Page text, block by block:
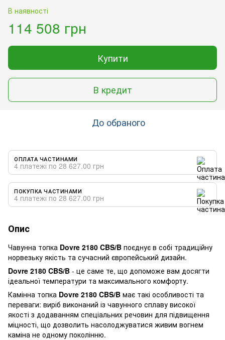
В наявності
114 508 грн
Купити
В кредит
До обраного
ОПЛАТА ЧАСТИНАМИ
4 платежі по 28 627.00 грн
ПОКУПКА ЧАСТИНАМИ
4 платежі по 28 627.00 грн
Опис
Чавунна топка Dovre 2180 CBS/B поєднує в собі традиційну
норвезьку якість та сучасний європейський дизайн.
Dovre 2180 CBS/B - це саме те, що допоможе вам досягти
ідеальної температури та максимального комфорту.
Камінна топка Dovre 2180 CBS/B має такі особливості та
переваги: ​​виріб виконаний із чавунного сплаву високої
якості з додаванням спеціальних речовин для підвищення
міцності, що дозволить насолоджуватися живим вогнем
каміна не одному поколінню.